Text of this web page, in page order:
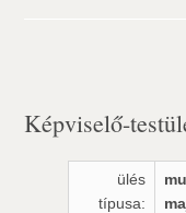
Képviselő-
ülés
típusa: